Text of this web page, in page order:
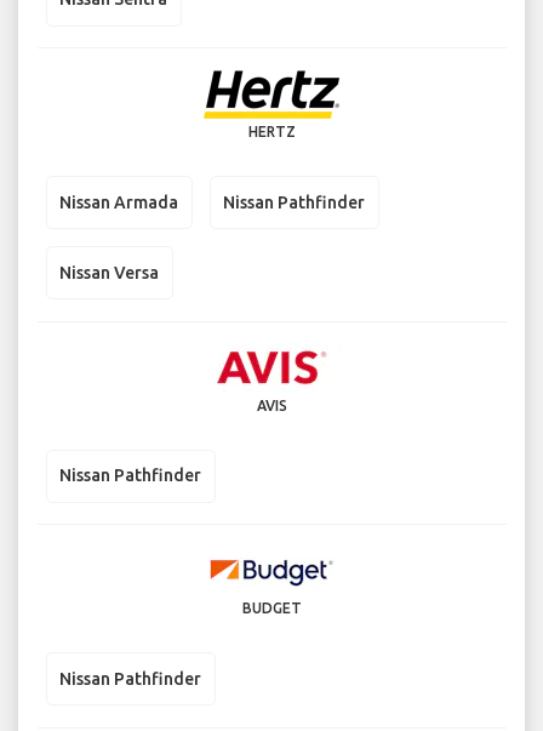
HERTZ
Nissan Armada Nissan Pathfinder
Nissan Versa
AVIS
Nissan Pathfinder
BUDGET
Nissan Pathfinder